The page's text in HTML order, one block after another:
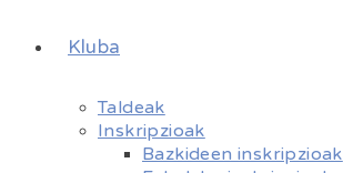
Kluba
Taldeak
Inskripzioak
Bazkideen inskripzioak